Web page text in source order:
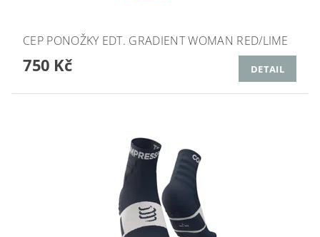
CEP PONOŽKY EDT. GRADIENT WOMAN RED/LIME
750 Kč DETAIL